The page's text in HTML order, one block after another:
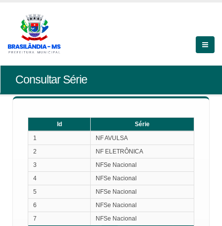
Consultar Série
Id
Série
1
NF AVULSA
2
NF ELETRÔNICA
3
NFSe Nacional
4
NFSe Nacional
5
NFSe Nacional
6
NFSe Nacional
7
NFSe Nacional